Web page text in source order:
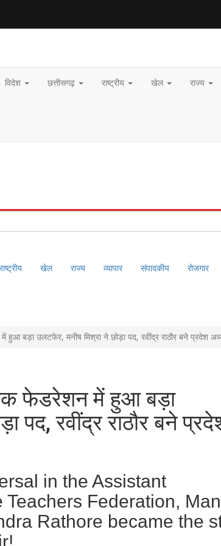
विदेश छत्तीसगढ़ राष्ट्रीय खेल राज्य
राष्ट्रीय खेल राज्य व्यापार संपादकीय रोजगार
बड़ा उलटफेर, मनीष मिश्रा ने छोड़ा पद, रवींद्र राठौर बने प्रदेश
फेडरेशन में हुआ बड़ा
पद, रवींद्र राठौर बने
in the Assistant
Federation,
Rathore became the